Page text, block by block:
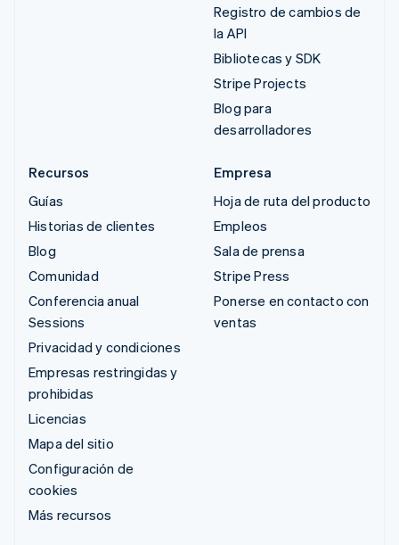
Registro de cambios de
la API
Bibliotecas y SDK
Stripe Projects
Blog para
desarrolladores
Recursos
Guías
Historias de clientes
Blog
Comunidad
Conferencia anual
Sessions
Privacidad y condiciones
Empresas restringidas y
prohibidas
Licencias
Mapa del sitio
Configuración de
cookies
Más recursos
Empresa
Hoja de ruta del producto
Empleos
Sala de prensa
Stripe Press
Ponerse en contacto con
ventas